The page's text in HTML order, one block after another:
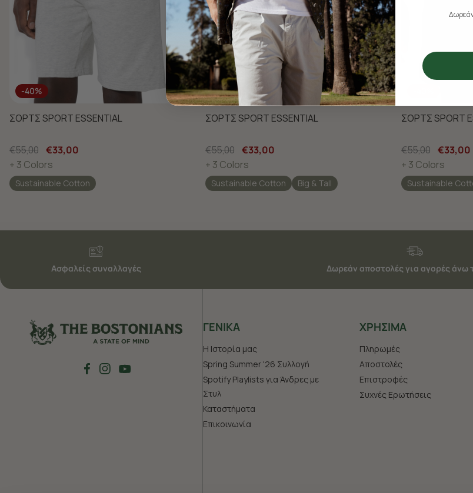
-40%
ΣΟΡΤΣ SPORT ESSENTIAL
€55,00 €33,00
+ 3 Colors
Sustainable Cotton
-40%
ΣΟΡΤΣ SPORT ESSENTIAL
€55,00 €33,00
+ 3 Colors
Sustainable Cotton Big & Tall
ΣΟΡΤΣ SPORT
€55,00 €33,00
+ 3 Colors
Sustainable
Ασφαλείς συναλλαγές Δωρεάν αποστολές για αγορές άνω
ΓΕΝΙΚΑ
Η Ιστορία μας
Spring Summer '26 Συλλογή
Spotify Playlists για Άνδρες με
Στυλ
Καταστήματα
Επικοινωνία
ΧΡHΣΙΜΑ
Πληρωμές
Αποστολές
Επιστροφές
Συχνές Ερωτήσεις